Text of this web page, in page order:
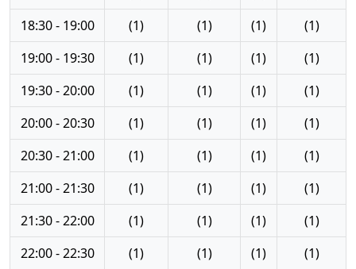
18:30 - 19:00
(1) (1) (1)
(1)
19:00 - 19:30
(1) (1) (1)
(1)
19:30 - 20:00
(1) (1) (1)
(1)
20:00 - 20:30
(1) (1) (1)
(1)
20:30 - 21:00
(1) (1) (1)
(1)
21:00 - 21:30
(1) (1) (1)
(1)
21:30 - 22:00
(1) (1) (1)
(1)
22:00 - 22:30
(1) (1) (1) (1)